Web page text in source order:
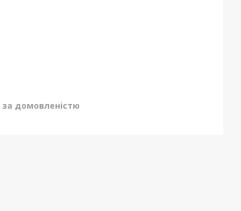
за домовленістю